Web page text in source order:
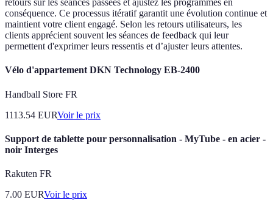
retours sur les séances passées et ajustez les programmes en
conséquence. Ce processus itératif garantit une évolution continue et
maintient votre client engagé. Selon les retours utilisateurs, les
clients apprécient souvent les séances de feedback qui leur
permettent d'exprimer leurs ressentis et d’ajuster leurs attentes.
Vélo d'appartement DKN Technology EB-2400
Handball Store FR
1113.54 EURVoir le prix
Support de tablette pour personnalisation - MyTube - en acier -
noir Interges
Rakuten FR
7.00 EURVoir le prix